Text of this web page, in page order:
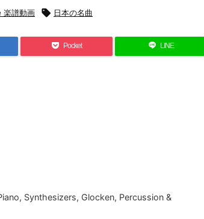
楽譜動画  日本の名曲
Pocket LINE
Synthesizers, Glocken, Percussion &